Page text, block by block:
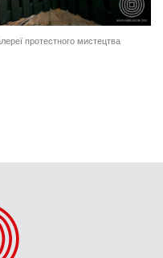
протестного мистецтва